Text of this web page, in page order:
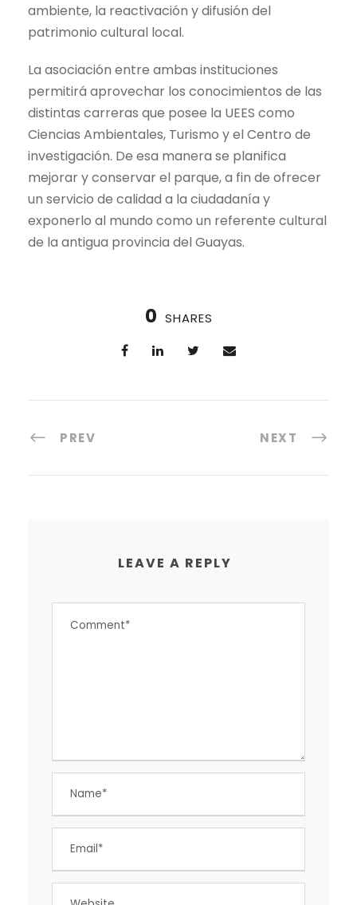
ambiente, la reactivación y difusión del
patrimonio cultural local.
La asociación entre ambas instituciones
permitirá aprovechar los conocimientos de las
distintas carreras que posee la UEES como
Ciencias Ambientales, Turismo y el Centro de
investigación. De esa manera se planifica
mejorar y conservar el parque, a fin de ofrecer
un servicio de calidad a la ciudadanía y
exponerlo al mundo como un referente cultural
de la antigua provincia del Guayas.
0 SHARES
PREV NEXT
LEAVE A REPLY